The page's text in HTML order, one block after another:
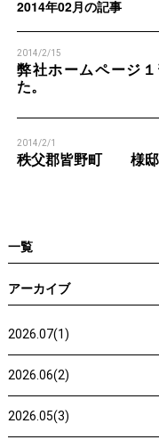
2014年02月の記事
2014/2/15
弊社ホームページ
た。
2014/2/1
秩父郡皆野町 様邸
一覧
アーカイブ
2026.07(1)
2026.06(2)
2026.05(3)